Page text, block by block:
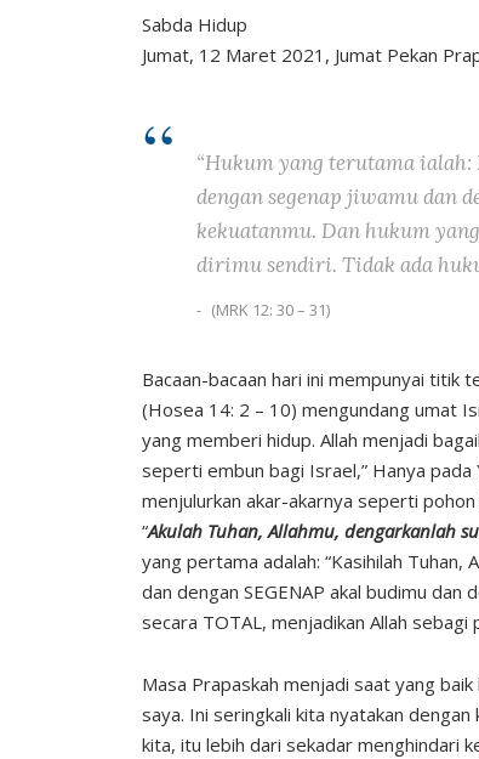
Sabda Hidup
Jumat, 12 Maret 2021, Jumat Pekan
“Hukum yang terutama
dengan segenap jiwamu dan
kekuatanmu. Dan hukum
dirimu sendiri. Tidak ada
(MRK 12: 30 – 31)
Bacaan-bacaan hari ini mempunyai titik
(Hosea 14: 2 – 10) mengundang umat
yang memberi hidup. Allah menjadi
seperti embun bagi Israel,” Hanya
menjulurkan akar-akarnya seperti
“Akulah Tuhan, Allahmu, dengarkanlah
yang pertama adalah: “Kasihilah Tuhan,
dan dengan SEGENAP akal budimu dan
secara TOTAL, menjadikan Allah sebagi
Masa Prapaskah menjadi saat yang
saya. Ini seringkali kita nyatakan
kita, itu lebih dari sekadar menghindari